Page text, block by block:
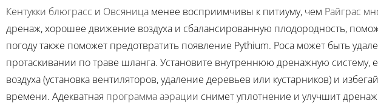
Кентукки блюграсс и Овсяница менее восприимчивы к питиуму, чем Райграс
дренаж, хорошее движение воздуха и сбалансированную плодородность,
погоду также поможет предотвратить появление Pythium. Роса может быть
протаскивании по траве шланга. Установите внутреннюю дренажную
воздуха (установка вентиляторов, удаление деревьев или кустарников) и
времени. Адекватная программа аэрации снимет уплотнение и улучшит